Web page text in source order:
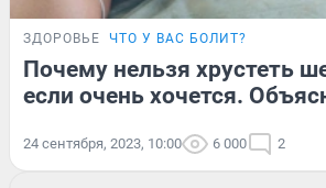
ЗДОРОВЬЕ ЧТО У ВАС БОЛИТ?
Почему нельзя хрустеть
если очень хочется.
24 сентября, 2023, 10:00 6 000 2